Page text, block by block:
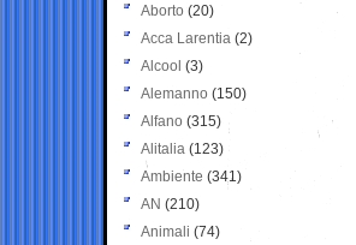
Aborto (20)
Acca Larentia (2)
Alcool (3)
Alemanno (150)
Alfano (315)
Alitalia (123)
Ambiente (341)
AN (210)
Animali (74)